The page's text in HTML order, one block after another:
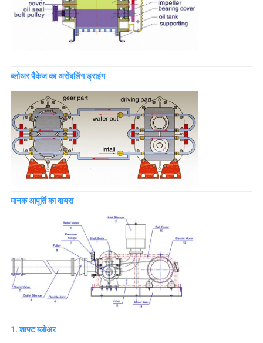
ब्लोअर पैकेज का असेंबलिंग ड्राइंग
मानक आपूर्ति का दायरा
1. शाफ्ट ब्लोअर